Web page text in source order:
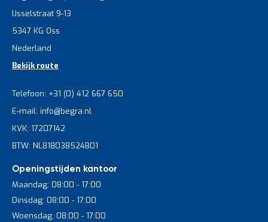
IJsselstraat 9-13
5347 KG Oss
Nederland
Bekijk route
Telefoon: +31 (0) 412 667 650
E-mail: info@begra.nl
KVK: 17207142
BTW: NL818038524B01
Openingstijden kantoor
Maandag: 08:00 - 17:00
Dinsdag: 08:00 - 17:00
Woensdag: 08:00 - 17:00